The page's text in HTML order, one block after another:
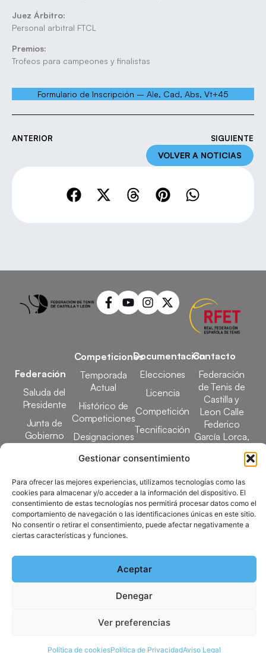
Gestionar consentimiento
Para ofrecer las mejores experiencias, utilizamos tecnologías como las
cookies para almacenar y/o acceder a la información del dispositivo. El
consentimiento de estas tecnologías nos permitirá procesar datos como el
comportamiento de navegación o las identificaciones únicas en este sitio.
No consentir o retirar el consentimiento, puede afectar negativamente a
ciertas características y funciones.
Aceptar
Denegar
Ver preferencias
Política de cookiesPolítica de PrivacidadAviso Legal
Juez Árbitro:
Personal arbitral FTCL
Premios:
Trofeos para campeones y finalistas
Formulario de Inscripción – Ale, Cad, Abs, Vt+45
ANTERIOR SIGUIENTE
VOLVER A NOTICIAS
Federación
Saluda del
Presidente
Junta de
Gobierno
Clubes
Federados
Competiciones
Temporada
Actual
Histórico de
Competiciones
Designaciones
Documentación
Elecciones
Licencia
Competición
Tecnificación
Contacto
Federación
de Tenis de
Castilla y
Leon Calle
Federico
García Lorca,
983 24 94 26
Desarrollado porTOOOLS
Política de Cookies
Mapa del Sitio